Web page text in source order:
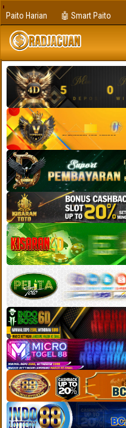
Paito Harian 🤖 Smart Paito